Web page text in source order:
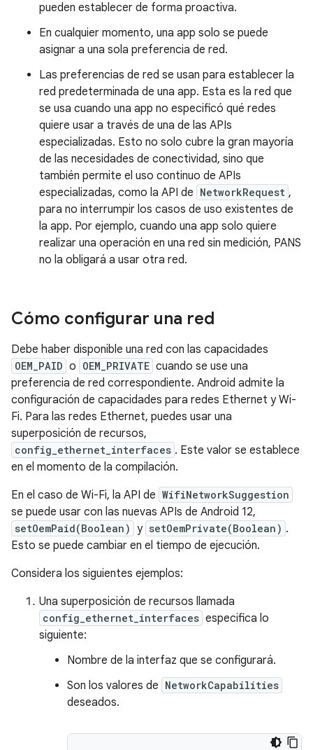
pueden establecer de forma proactiva.
En cualquier momento, una app solo se puede
asignar a una sola preferencia de red.
Las preferencias de red se usan para establecer la
red predeterminada de una app. Esta es la red que
se usa cuando una app no especificó qué redes
quiere usar a través de una de las APIs
especializadas. Esto no solo cubre la gran mayoría
de las necesidades de conectividad, sino que
también permite el uso continuo de APIs
especializadas, como la API de NetworkRequest ,
para no interrumpir los casos de uso existentes de
la app. Por ejemplo, cuando una app solo quiere
realizar una operación en una red sin medición, PANS
no la obligará a usar otra red.
Cómo configurar una red
Debe haber disponible una red con las capacidades
OEM_PAID o OEM_PRIVATE cuando se use una
preferencia de red correspondiente. Android admite la
configuración de capacidades para redes Ethernet y Wi-
Fi. Para las redes Ethernet, puedes usar una
superposición de recursos,
config_ethernet_interfaces . Este valor se establece
en el momento de la compilación.
En el caso de Wi-Fi, la API de WifiNetworkSuggestion
se puede usar con las nuevas APIs de Android 12,
setOemPaid(Boolean) y setOemPrivate(Boolean) .
Esto se puede cambiar en el tiempo de ejecución.
Considera los siguientes ejemplos:
Una superposición de recursos llamada
config_ethernet_interfaces especifica lo
siguiente:
Nombre de la interfaz que se configurará.
Son los valores de NetworkCapabilities
deseados.